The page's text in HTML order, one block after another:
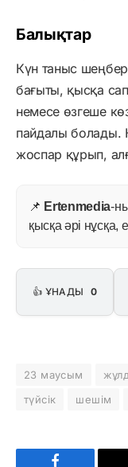
Балықтар
Күн таныс
бағыты, қысқа
немесе өзгеше
пайдалы болады.
жоспар құрып,
📌 Ertenmedia-
қысқа әрі нұсқа,
👍 ҰНАДЫ 0
23 маусым
түйсік
шешім